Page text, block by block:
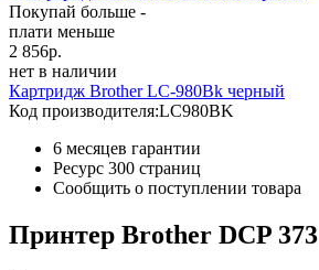
Покупай больше -
плати меньше
2 856р.
нет в наличии
Картридж Brother LC-980Bk черный
Код производителя:LC980BK
6 месяцев гарантии
Ресурс 300 страниц
Сообщить о поступлении товара
Принтер Brother DCP 373